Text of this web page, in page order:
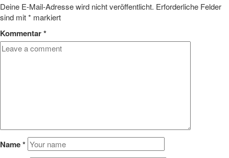
Deine E-Mail-Adresse wird nicht veröffentlicht. Erforderliche Felder
sind mit* markiert
Kommentar*
Name*